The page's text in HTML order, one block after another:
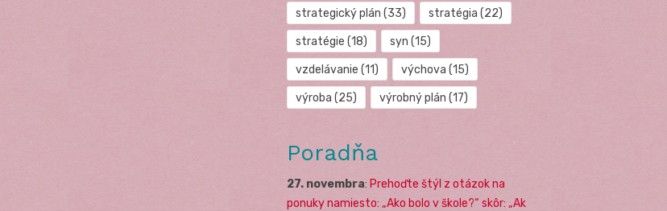
strategický plán (33) stratégia (22)
stratégie (18) syn (15)
vzdelávanie (11) výchova (15)
výroba (25) výrobný plán (17)
Poradňa
27. novembra: Prehoďte štýl z otázok na
ponuky namiesto: „Ako bolo v škole?“ skôr: „Ak